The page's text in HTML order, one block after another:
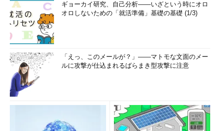
「Health check」画面の構成
一時ファイルの削除やタスクバーのリセット、スタートアッ
プの無効化がこの画面だけで実行できる。
［Process］ボタンをクリックすると、「Process
management」画面が開き、アプリケーションの強制終了ができ
る。また、［Deep cleanup］ボタンでは、不要な一時ファイル
の削除が可能だ。［設定］アプリの［システム］－［ストレー
ジ］にある［クリーンアップ対象候補］を、より細かいレベルで
削除対象候補を選択して実行できるようにした感じである。これ
も削除したい項目を選択してから、［Proceed］ボタンをクリッ
ギョーカイ研究、自己分析――いざという時にオロ
オロしないための「就活準備」基礎の基礎 (1/3)
「えっ、このメールが？」――マトモな文面のメー
ルに攻撃が仕込まれるばらまき型攻撃に注意